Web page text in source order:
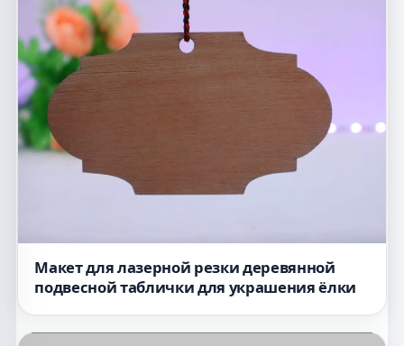
Макет для лазерной резки деревянной
подвесной таблички для украшения ёлки